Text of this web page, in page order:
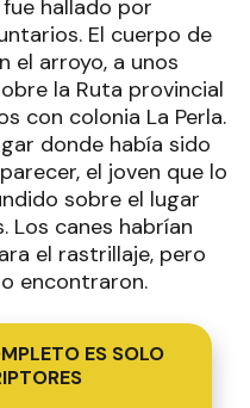
hallado por
El cuerpo de
el arroyo, a unos
la Ruta provincial
con colonia La Perla.
donde había sido
el joven que lo
sobre el lugar
Los canes habrían
el rastrillaje, pero
encontraron.
ES SOLO